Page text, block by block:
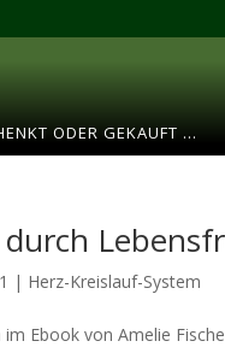
ODER GEKAUFT …
| Herz-Kreislauf-System
Ebook von Amelie